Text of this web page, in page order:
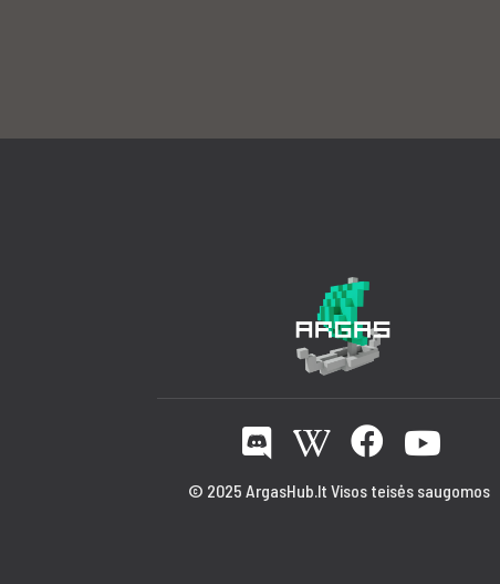
© 2025 ArgasHub.lt Visos teisės saugomos